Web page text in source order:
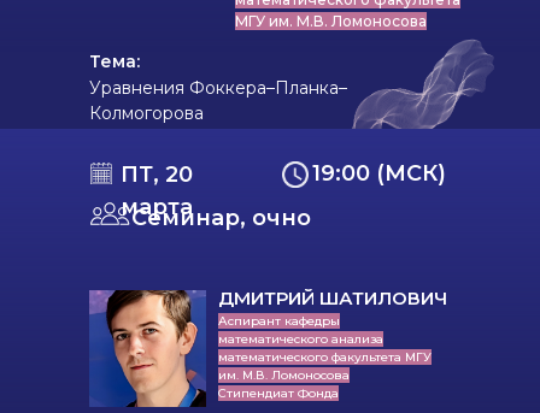
Уравнения Фоккера–Планка–
Колмогорова
Тема:
МГУ им. М.В. Ломоносова
ДМИТРИЙ ШАТИЛОВИЧ
ПТ, 20
марта
Аспирант кафедры
математического анализа
математического факультета МГУ
им. М.В. Ломоносова
Стипендиат Фонда
Семинар, очно
19:00 (МСК)